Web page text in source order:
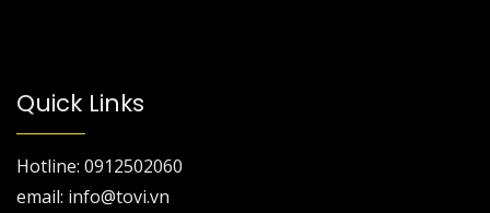
Quick Links
Hotline: 0912502060
email: info@tovi.vn